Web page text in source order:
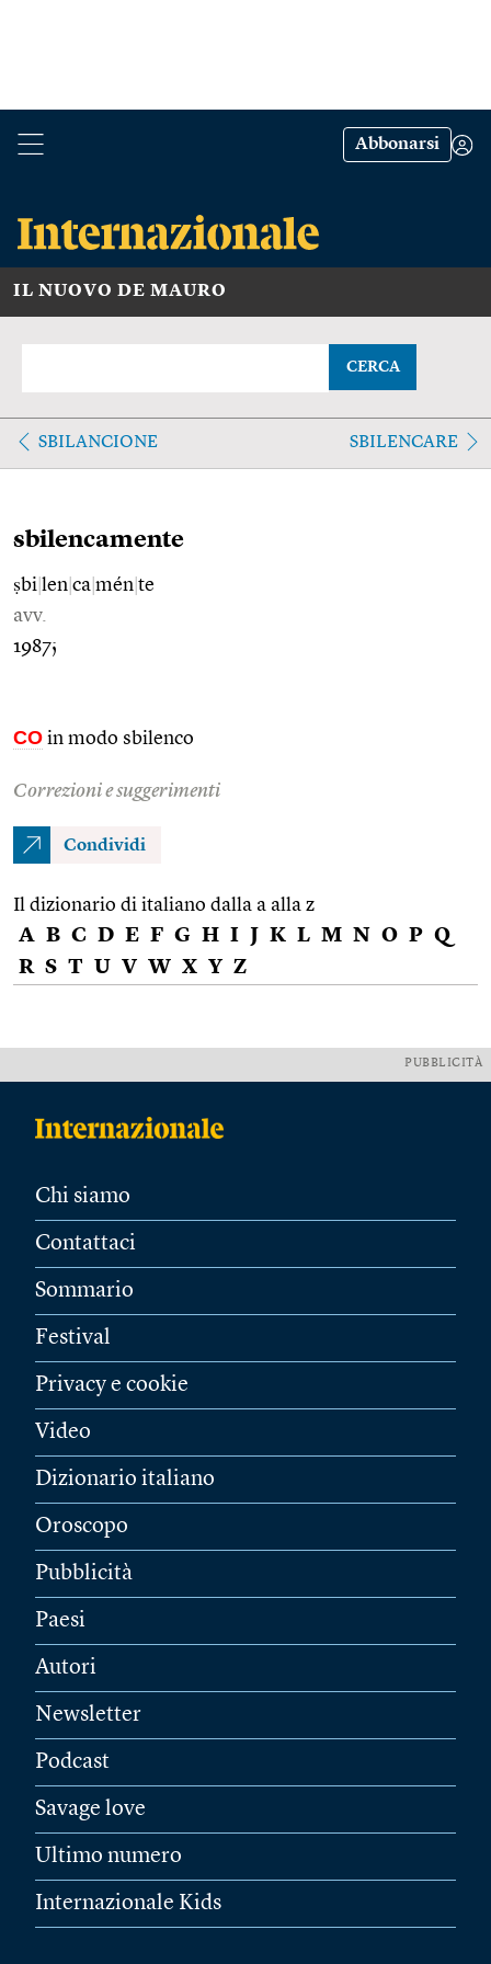
Abbonarsi
IL NUOVO DE MAURO
CERCA
SBILANCIONE SBILENCARE
sbilencamente
ṣbi len ca mén te
avv.
1987;
CO in modo sbilenco
Correzioni e suggerimenti
Condividi
Il dizionario di italiano dalla a alla z
A B C D E F G H I J K L M N O P Q
R S T U V W X Y Z
PUBBLICITÀ
Chi siamo
Contattaci
Sommario
Festival
Privacy e cookie
Video
Dizionario italiano
Oroscopo
Pubblicità
Paesi
Autori
Newsletter
Podcast
Savage love
Ultimo numero
Internazionale Kids